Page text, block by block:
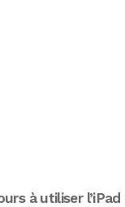
à utiliser l’iPad